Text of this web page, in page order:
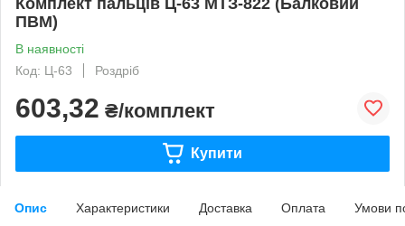
ПВМ)
В наявності
Код: Ц-63
Роздріб
603,32 ₴/комплект
Купити
Опис Характеристики Доставка Оплата Умови